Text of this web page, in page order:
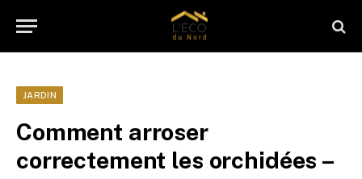
JARDIN
Comment arroser
correctement les orchidées –